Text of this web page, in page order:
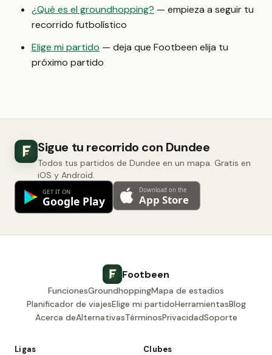
¿Qué es el groundhopping? — empieza a seguir tu
recorrido futbolístico
Elige mi partido — deja que Footbeen elija tu
próximo partido
Sigue tu recorrido con Dundee
Todos tus partidos de Dundee en un mapa. Gratis en
iOS y Android.
Footbeen
FuncionesGroundhoppingMapa de estadios
Planificador de viajesElige mi partidoHerramientasBlog
Acerca deAlternativasTérminosPrivacidadSoporte
Ligas
Clubes